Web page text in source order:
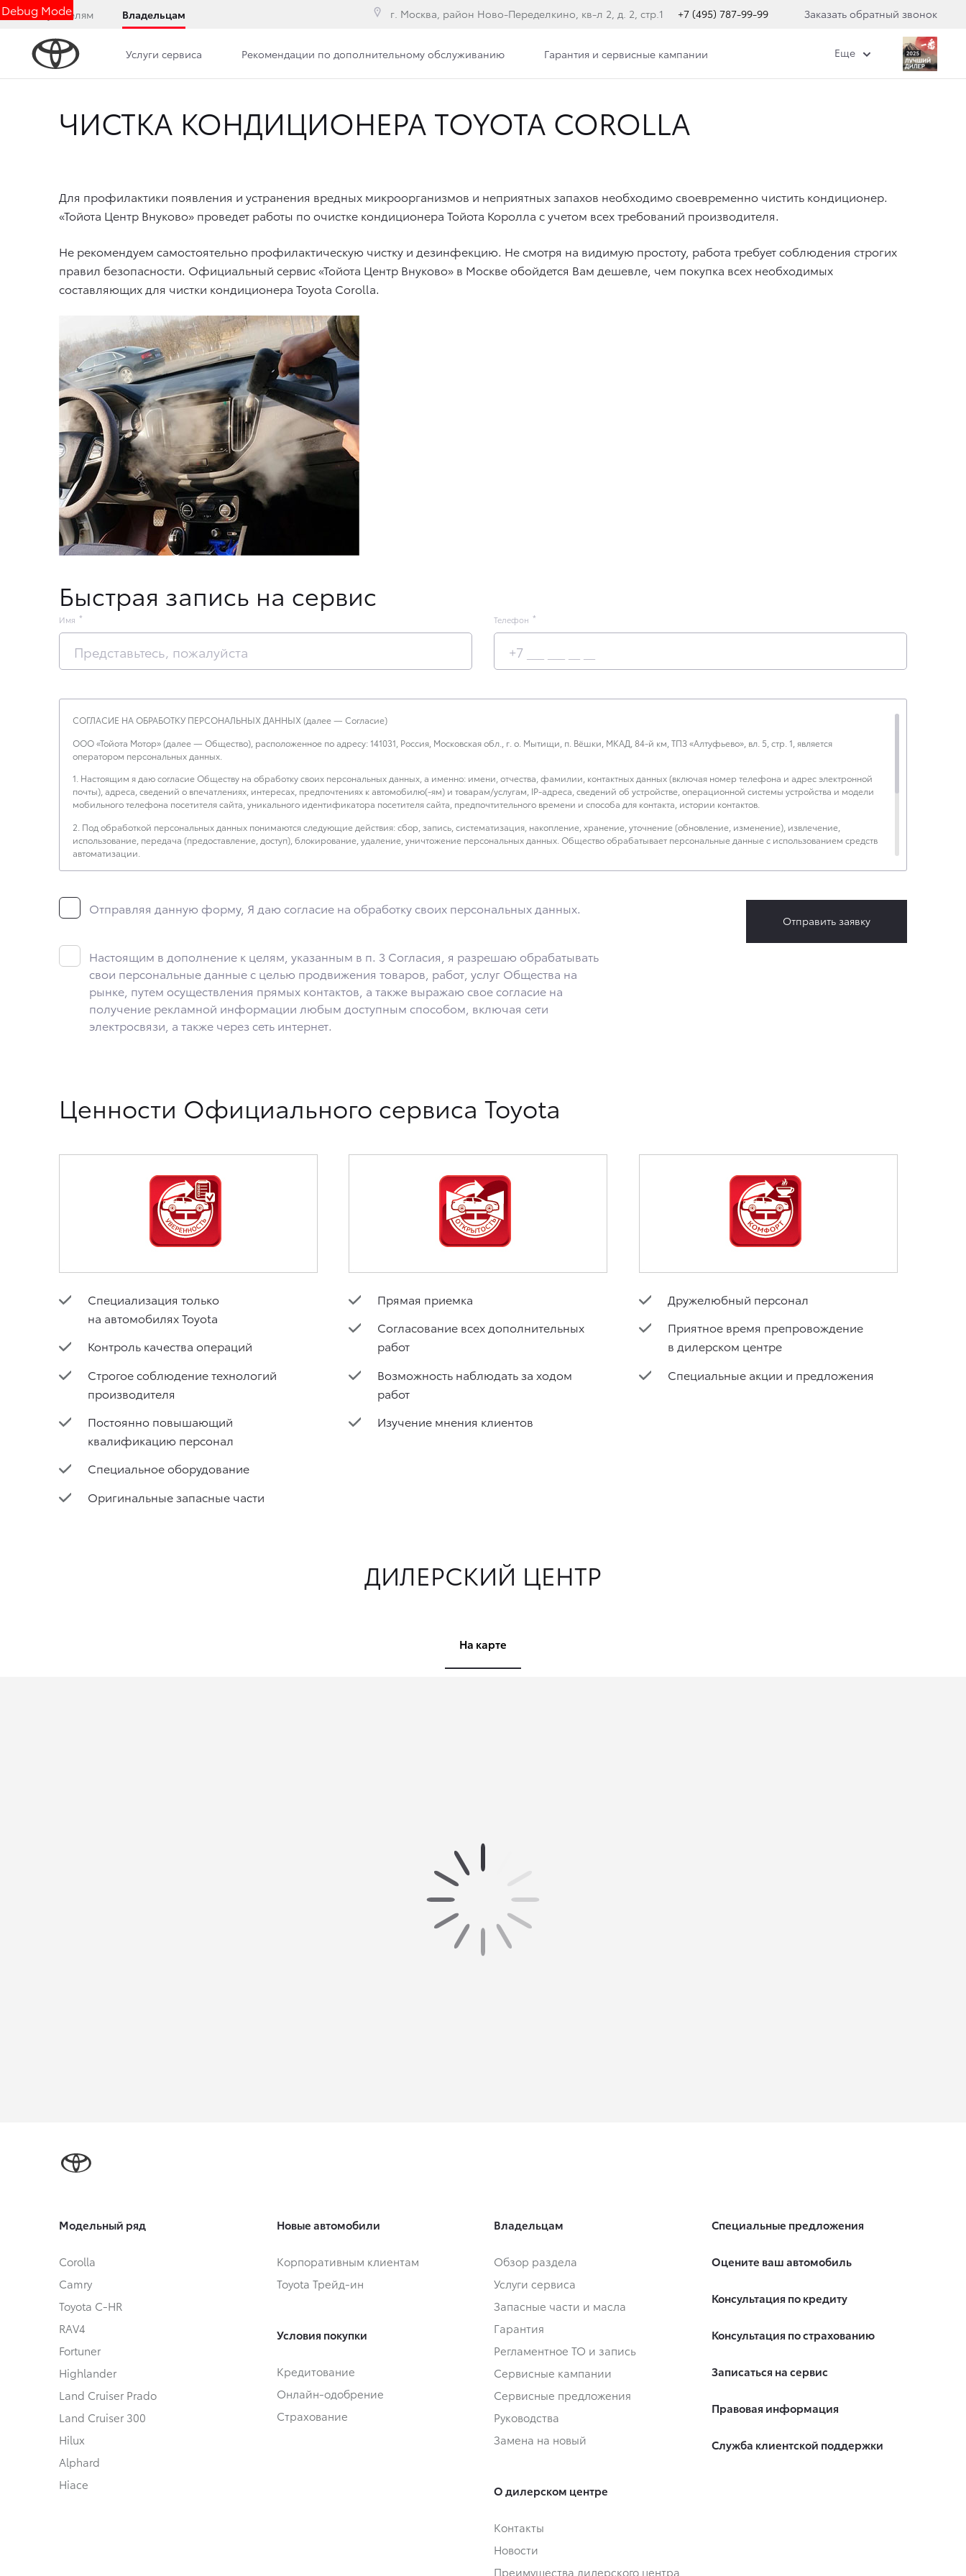
Debug Mode
Покупателям Владельцам г. Москва, район Ново-Переделкино, кв-л 2, д. 2, стр.1 +7 (495) 787-99-99 Заказать обратный звонок
Услуги сервиса Рекомендации по дополнительному обслуживанию Гарантия и сервисные кампании Еще
ЧИСТКА КОНДИЦИОНЕРА TOYOTA COROLLA
Для профилактики появления и устранения вредных микроорганизмов и неприятных запахов необходимо своевременно чистить кондиционер.
«Тойота Центр Внуково» проведет работы по очистке кондиционера Тойота Королла с учетом всех требований производителя.
Не рекомендуем самостоятельно профилактическую чистку и дезинфекцию. Не смотря на видимую простоту, работа требует соблюдения строгих
правил безопасности. Официальный сервис «Тойота Центр Внуково» в Москве обойдется Вам дешевле, чем покупка всех необходимых
составляющих для чистки кондиционера Toyota Corolla.
Быстрая запись на сервис
Имя Телефон
СОГЛАСИЕ НА ОБРАБОТКУ ПЕРСОНАЛЬНЫХ ДАННЫХ (далее — Согласие)
ООО «Тойота Мотор» (далее — Общество), расположенное по адресу: 141031, Россия, Московская обл., г. о. Мытищи, п. Вёшки, МКАД, 84-й км, ТПЗ «Алтуфьево», вл. 5, стр. 1, является
оператором персональных данных.
1. Настоящим я даю согласие Обществу на обработку своих персональных данных, а именно: имени, отчества, фамилии, контактных данных (включая номер телефона и адрес электронной
почты), адреса, сведений о впечатлениях, интересах, предпочтениях к автомобилю(-ям) и товарам/услугам, IP-адреса, сведений об устройстве, операционной системы устройства и модели
мобильного телефона посетителя сайта, уникального идентификатора посетителя сайта, предпочтительного времени и способа для контакта, истории контактов.
2. Под обработкой персональных данных понимаются следующие действия: сбор, запись, систематизация, накопление, хранение, уточнение (обновление, изменение), извлечение,
использование, передача (предоставление, доступ), блокирование, удаление, уничтожение персональных данных. Общество обрабатывает персональные данные с использованием средств
автоматизации.
3. Целью обработки персональных данных является осуществление взаимодействия Общества с посетителями и пользователями сайта.
4. Я даю согласие на передачу моих персональных данных третьим лицам, перечень которых размещен на сайте в разделе «Юридическая информация».
5. Данное Согласие действует до момента достижения цели обработки, указанной в настоящем Согласии. Я осведомлен, что Общество будет обрабатывать данные только в случае, если это
моим намерениям.
6. Согласие может быть отозвано путем направления письменного заявления Обществу заказным почтовым отправлением с описью вложения по адресу: 141031, Московская обл., г. о. Мытищи,
п. Вёшки, МКАД 84-й км, ТПЗ «Алтуфьево», вл. 5, стр. 1.
Отправляя данную форму, Я даю согласие на обработку своих персональных данных.
Настоящим в дополнение к целям, указанным в п. 3 Согласия, я разрешаю обрабатывать
свои персональные данные с целью продвижения товаров, работ, услуг Общества на
рынке, путем осуществления прямых контактов, а также выражаю свое согласие на
получение рекламной информации любым доступным способом, включая сети
электросвязи, а также через сеть интернет.
Отправить заявку
Ценности Официального сервиса Toyota
Специализация только
на автомобилях Toyota
Контроль качества операций
Строгое соблюдение технологий
производителя
Постоянно повышающий
квалификацию персонал
Специальное оборудование
Оригинальные запасные части
Прямая приемка
Согласование всех дополнительных
работ
Возможность наблюдать за ходом
работ
Изучение мнения клиентов
Дружелюбный персонал
Приятное время препровождение
в дилерском центре
Специальные акции и предложения
ДИЛЕРСКИЙ ЦЕНТР
На карте
Модельный ряд
Corolla
Camry
Toyota C-HR
RAV4
Fortuner
Highlander
Land Cruiser Prado
Land Cruiser 300
Hilux
Alphard
Hiace
Новые автомобили
Корпоративным клиентам
Toyota Трейд-ин
Условия покупки
Кредитование
Онлайн-одобрение
Страхование
Владельцам
Обзор раздела
Услуги сервиса
Запасные части и масла
Гарантия
Регламентное ТО и запись
Сервисные кампании
Сервисные предложения
Руководства
Замена на новый
О дилерском центре
Контакты
Новости
Преимущества дилерского центра
Специальные предложения
Оцените ваш автомобиль
Консультация по кредиту
Консультация по страхованию
Записаться на сервис
Правовая информация
Служба клиентской поддержки